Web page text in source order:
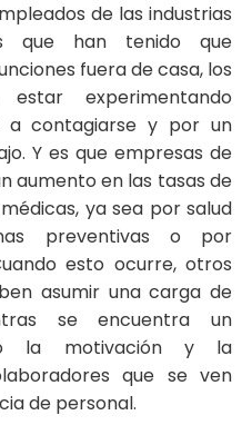
de las industrias
que han tenido que
fuera de casa, los
experimentando
a contagiarse y por un
Y es que empresas de
aumento en las tasas de
ya sea por salud
preventivas o por
esto ocurre, otros
asumir una carga de
se encuentra un
la motivación y la
que se ven
de personal.